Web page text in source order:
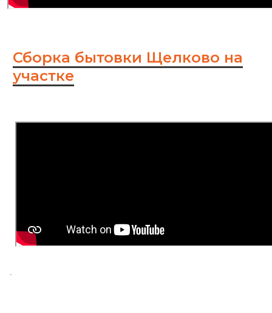
Сборка бытовки Щелково на
участке